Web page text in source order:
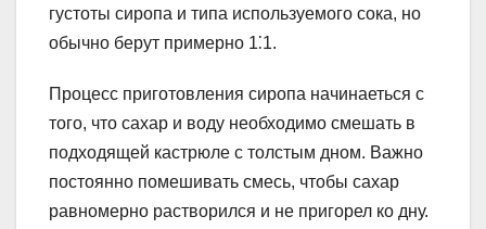
густоты сиропа и типа используемого сока, но
обычно берут примерно 1⁚1.
Процесс приготовления сиропа начинаеться с
того, что сахар и воду необходимо смешать в
подходящей кастрюле с толстым дном. Важно
постоянно помешивать смесь, чтобы сахар
равномерно растворился и не пригорел ко дну.